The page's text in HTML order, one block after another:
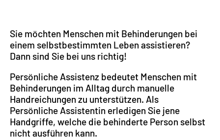
Sie möchten Menschen mit Behinderungen bei
einem selbstbestimmten Leben assistieren?
Dann sind Sie bei uns richtig!
Persönliche Assistenz bedeutet Menschen mit
Behinderungen im Alltag durch manuelle
Handreichungen zu unterstützen. Als
Persönliche Assistentin erledigen Sie jene
Handgriffe, welche die behinderte Person selbst
nicht ausführen kann.